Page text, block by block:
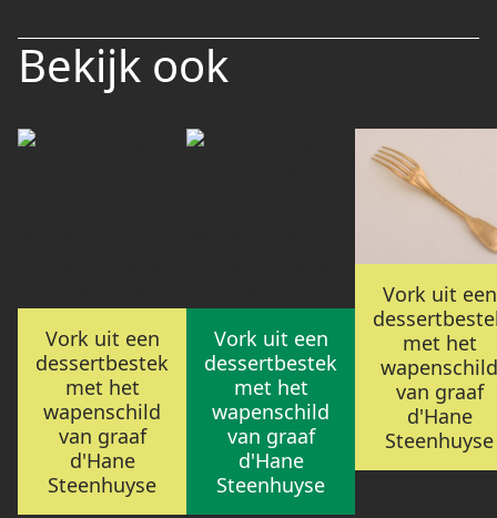
Bekijk ook
Vork uit een
dessertbestek
met het
wapenschild
van graaf
d'Hane
Steenhuyse
Vork uit een
dessertbestek
met het
wapenschild
van graaf
d'Hane
Steenhuyse
Vork uit een
met het
wapenschild
van graaf
d'Hane
Steenhuyse